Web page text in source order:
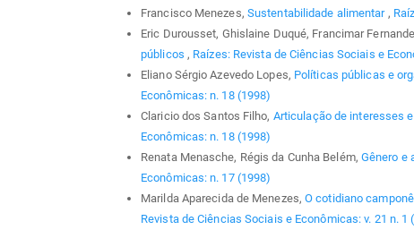
Francisco Menezes, Sustentabilidade alimentar ,
Eric Durousset, Ghislaine Duqué, Francimar
públicos , Raízes: Revista de Ciências Sociais e
Eliano Sérgio Azevedo Lopes, Políticas públicas e
Econômicas: n. 18 (1998)
Claricio dos Santos Filho, Articulação de interesses
Econômicas: n. 18 (1998)
Renata Menasche, Régis da Cunha Belém, Gênero e
Econômicas: n. 17 (1998)
Marilda Aparecida de Menezes,O cotidiano
Revista de Ciências Sociais e Econômicas: v. 21 n. 1